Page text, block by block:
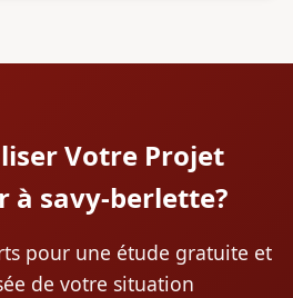
Votre Projet
à savy-berlette?
pour une étude gratuite et
de votre situation